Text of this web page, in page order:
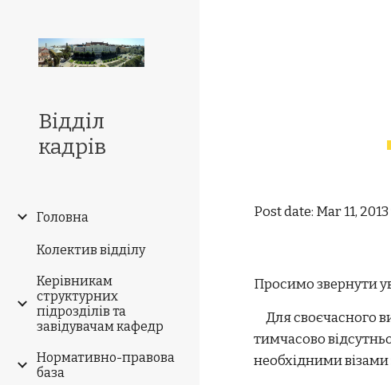
Відділ
кадрів
Головна
Колектив відділу
Керівникам
структурних
підрозділів та
завідувачам кафедр
Нормативно-правова
база
Post date: Mar 11,
Просимо звернути
Для своєчасного
тимчасово
необхідними візами